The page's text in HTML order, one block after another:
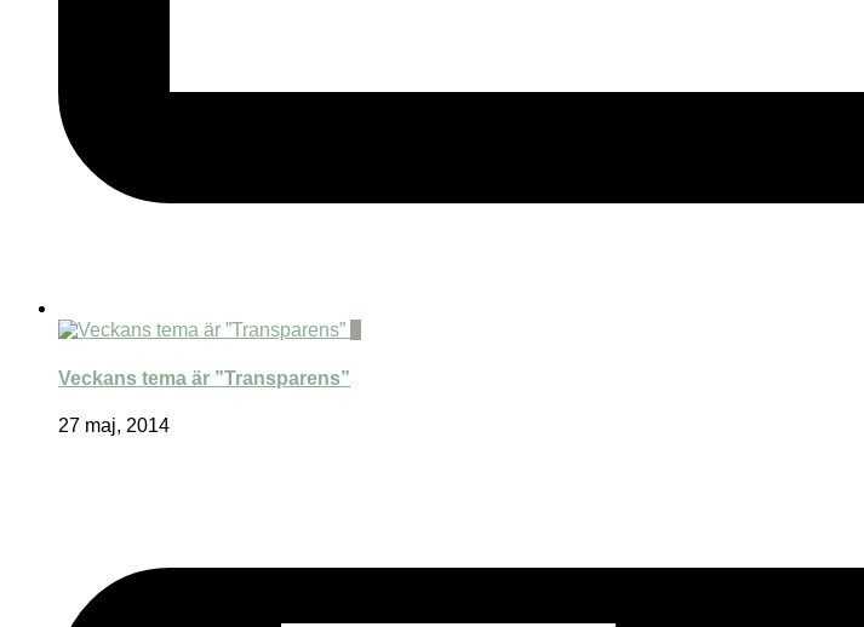
0
Veckans tema är ”Transparens”
27 maj, 2014